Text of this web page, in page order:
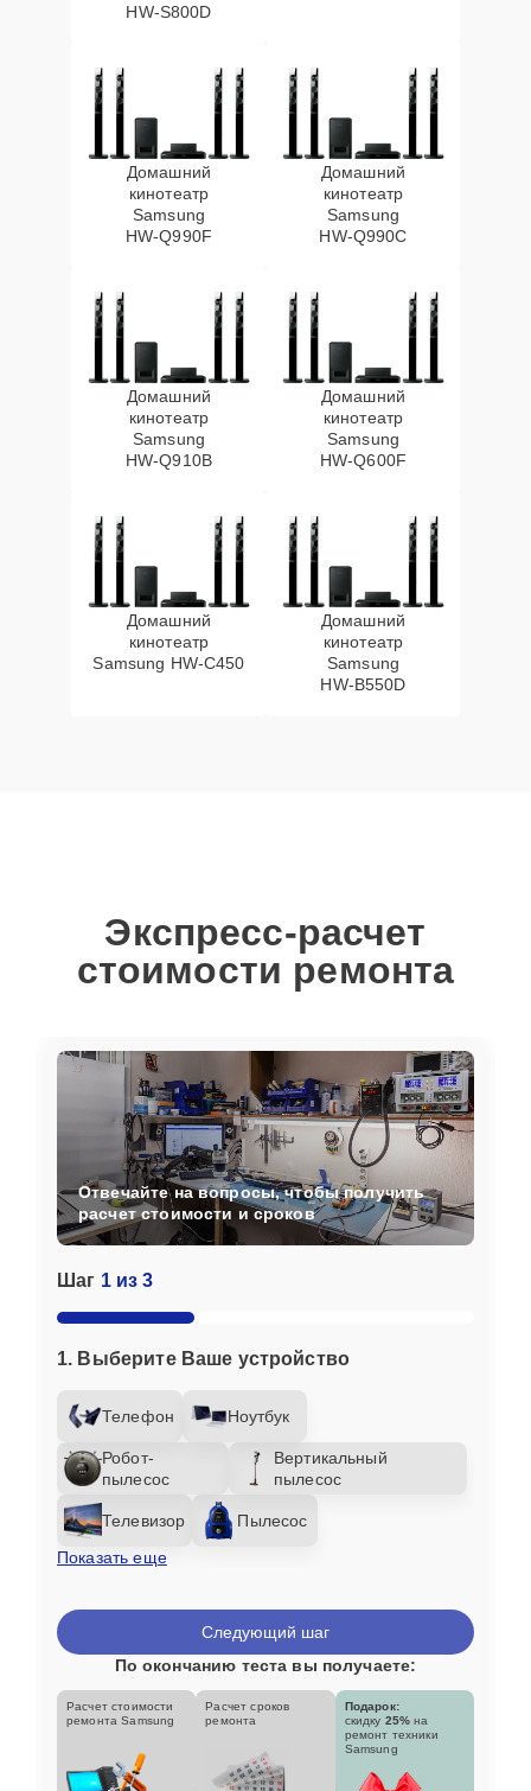
HW‑S800D
Домашний
кинотеатр
Samsung
HW‑Q990F
Домашний
кинотеатр
Samsung
HW‑Q990C
Домашний
кинотеатр
Samsung
HW‑Q910B
Домашний
кинотеатр
Samsung
HW‑Q600F
Домашний
кинотеатр
Samsung HW‑C450
Домашний
кинотеатр
Samsung
HW‑B550D
Экспресс-расчет
стоимости ремонта
Шаг 1 из 3
1. Выберите Ваше устройство
Телефон Ноутбук
Робот-
пылесос
Вертикальный
пылесос
Телевизор
Пылесос
Показать еще
Отвечайте на вопросы, чтобы получить
расчет стоимости и сроков
Следующий шаг
По окончанию теста вы получаете:
Расчет стоимости
ремонта Samsung
Расчет сроков
ремонта
Подарок:
скидку 25% на
ремонт техники
Samsung